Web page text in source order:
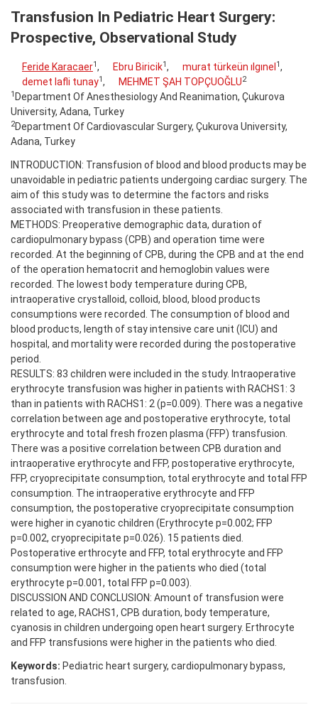
Transfusion In Pediatric Heart Surgery:
Prospective, Observational Study
Feride Karacaer1, Ebru Biricik1, murat türkeün ılgınel 1,
demet lafli tunay1, MEHMET ŞAH TOPÇUOĞLU2
1 Department Of Anesthesiology And Reanimation, Çukurova
University, Adana, Turkey
2Department Of Cardiovascular Surgery, Çukurova University,
Adana, Turkey
INTRODUCTION: Transfusion of blood and blood products may be
unavoidable in pediatric patients undergoing cardiac surgery. The
aim of this study was to determine the factors and risks
associated with transfusion in these patients.
METHODS: Preoperative demographic data, duration of
cardiopulmonary bypass (CPB) and operation time were
recorded. At the beginning of CPB, during the CPB and at the end
of the operation hematocrit and hemoglobin values were
recorded. The lowest body temperature during CPB,
intraoperative crystalloid, colloid, blood, blood products
consumptions were recorded. The consumption of blood and
blood products, length of stay intensive care unit (ICU) and
hospital, and mortality were recorded during the postoperative
period.
RESULTS: 83 children were included in the study. Intraoperative
erythrocyte transfusion was higher in patients with RACHS1: 3
than in patients with RACHS1: 2 (p=0.009). There was a negative
correlation between age and postoperative erythrocyte, total
erythrocyte and total fresh frozen plasma (FFP) transfusion.
There was a positive correlation between CPB duration and
intraoperative erythrocyte and FFP, postoperative erythrocyte,
FFP, cryoprecipitate consumption, total erythrocyte and total FFP
consumption. The intraoperative erythrocyte and FFP
consumption, the postoperative cryoprecipitate consumption
were higher in cyanotic children (Erythrocyte p=0.002; FFP
p=0.002, cryoprecipitate p=0.026). 15 patients died.
Postoperative erthrocyte and FFP, total erythrocyte and FFP
consumption were higher in the patients who died (total
erythrocyte p=0.001, total FFP p=0.003).
DISCUSSION AND CONCLUSION: Amount of transfusion were
related to age, RACHS1, CPB duration, body temperature,
cyanosis in children undergoing open heart surgery. Erthrocyte
and FFP transfusions were higher in the patients who died.
Keywords: Pediatric heart surgery, cardiopulmonary bypass,
transfusion.